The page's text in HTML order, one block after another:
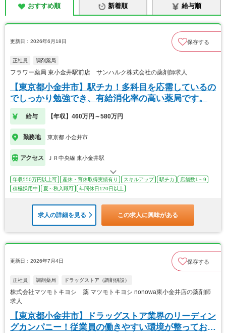
おすすめ順 新着順 給与順
更新日：2026年6月18日 保存する
正社員 調剤薬局
フラワー薬局 東小金井駅前店 サンハルク株式会社の薬剤師求人
【東京都小金井市】駅チカ！多科目を応需しているの
でしっかり勉強でき、有給消化率の高い薬局です。
給与 【年収】460万円～580万円
勤務地 東京都 小金井市
アクセス ＪＲ中央線 東小金井駅
年収550万円以上可 産休・育休取得実績有り スキルアップ 駅チカ
店舗数1～9
積極採用中
夏～秋入職可 年間休日120日以上
求人の詳細を見る この求人に興味がある
更新日：2026年7月4日 保存する
正社員 調剤薬局 ドラッグストア（調剤併設）
株式会社マツモトキヨシ 薬 マツモトキヨシ nonowa東小金井店の薬剤師
求人
【東京都小金井市】ドラッグストア業界のリーディン
グカンパニー！従業員の働きやすい環境が整っており